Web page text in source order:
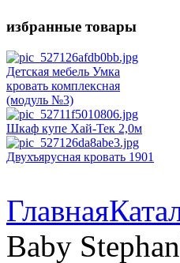
избранные товары
Детская мебель Умка
кровать комплексная
(модуль №3)
Шкаф купе Хай-Тек 2,0м
Двухъярусная кровать 1901
Главная
Baby